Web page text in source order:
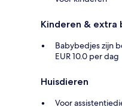
Kinderen & extra
Babybedjes zijn
EUR 10.0 per dag
Huisdieren
Voor